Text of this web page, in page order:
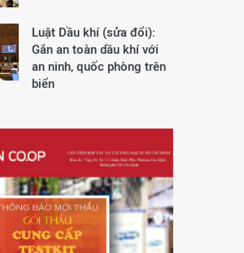
Luật Dầu khí (sửa đổi):
Gắn an toàn dầu khí với
an ninh, quốc phòng trên
biển